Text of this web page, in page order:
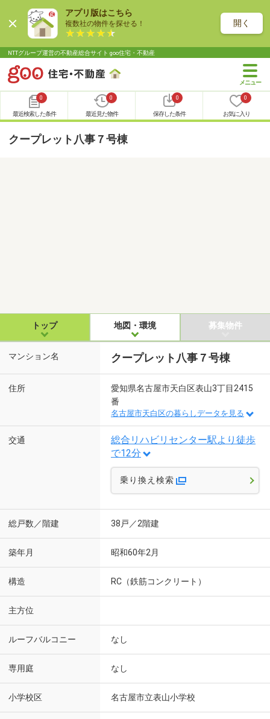
アプリ版はこちら
複数社の物件を探せる！ 開く
NTTグループ運営の不動産総合サイト goo住宅・不動産
0
最近検索した条件
0
最近見た物件
0
保存した条件
0
お気に入り
クープレット八事７号棟
トップ 地図・環境 募集物件
マンション名 クープレット八事７号棟
住所
愛知県名古屋市天白区表山3丁目2415
番
名古屋市天白区の暮らしデータを見る
交通
総合リハビリセンター駅より徒歩
で12分
乗り換え検索
総戸数／階建 38戸／2階建
築年月 昭和60年2月
構造 RC（鉄筋コンクリート）
主方位
ルーフバルコニー なし
専用庭 なし
小学校区 名古屋市立表山小学校